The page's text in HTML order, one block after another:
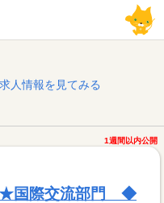
人情報を見てみる
1週間以内公開
★国際交流部門 ◆